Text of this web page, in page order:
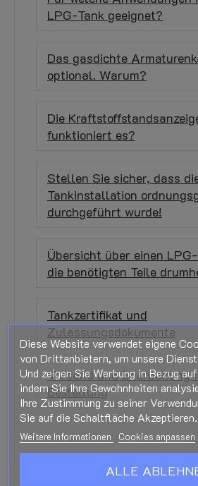
LPG-Tank geeignet?
Das gasdichte
optional. Warum?
Die
funktioniert es?
Stellen Sie sicher, dass
Tankinstallation
durchgeführt wurde!
Übersicht über einen
die benötigten Teile
Tankzertifikat und
Zulassungsdokumente
Versand und Bearbeitung
Bestellung
PRODUKTDETAILS
Diese Website verwendet eigene
von Drittanbietern, um unsere
Und zeigen Sie Werbung in Bezug
indem Sie Ihre Gewohnheiten
Ihre Zustimmung zu seiner
Sie auf die Schaltfläche Akzeptieren.
Weitere Informationen Cookies anpassen
ALLE